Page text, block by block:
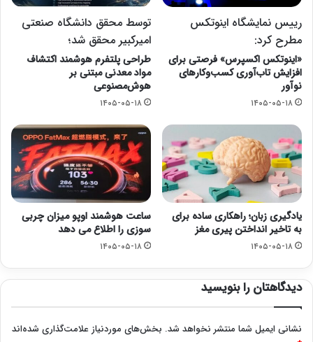
رییس نمایشگاه اینوتکس
مطرح کرد:
«اینوتکس اکسپرس» فرصتی برای
افزایش تاب‌آوری کسب‌وکارهای
نوآور
۱۴۰۵-۰۵-۱۸
توسط محقق دانشگاه صنعتی
امیرکبیر محقق شد؛
طراحی پلتفرم هوشمند اکتشاف
مواد معدنی مبتنی بر
هوش‌مصنوعی
۱۴۰۵-۰۵-۱۸
یادگیری زبان؛ راهکاری ساده برای
به تاخیر انداختن پیری مغز
۱۴۰۵-۰۵-۱۸
ساعت هوشمند اوپو میزان چربی
سوزی را اطلاع می دهد
۱۴۰۵-۰۵-۱۸
دیدگاهتان را بنویسید
نشانی ایمیل شما منتشر نخواهد شد. بخش‌های موردنیاز علامت‌گذاری شده‌اند